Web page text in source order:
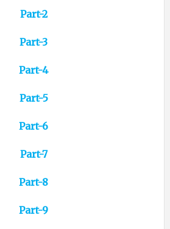
Part-2
Part-3
Part-4
Part-5
Part-6
Part-7
Part-8
Part-9